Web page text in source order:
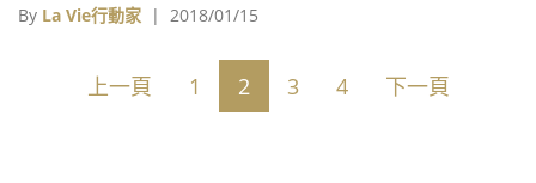
By La Vie行動家 | 2018/01/15
上一頁 1 2 3 4 下一頁